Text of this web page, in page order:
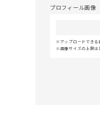
プロフィール画像
アップロードでき
画像サイズの上限は